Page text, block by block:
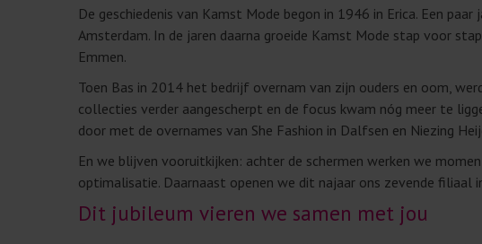
De geschiedenis van Kamst Mode begon in 1946 in Erica. Een
Amsterdam. In de jaren daarna groeide Kamst Mode stap voor
Emmen.
Toen Bas in 2014 het bedrijf overnam van zijn ouders en oom,
collecties verder aangescherpt en de focus kwam nóg meer te
door met de overnames van She Fashion in Dalfsen en Niezing
En we blijven vooruitkijken: achter de schermen werken we
optimalisatie. Daarnaast openen we dit najaar ons zevende filiaal
Dit jubileum vieren we samen met jou